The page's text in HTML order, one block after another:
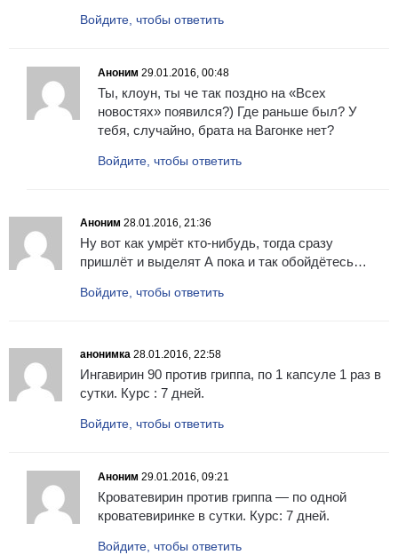
Войдите, чтобы ответить
Аноним 29.01.2016, 00:48
Ты, клоун, ты че так поздно на «Всех
новостях» появился?) Где раньше был? У
тебя, случайно, брата на Вагонке нет?
Войдите, чтобы ответить
Аноним 28.01.2016, 21:36
Ну вот как умрёт кто-нибудь, тогда сразу
пришлёт и выделят А пока и так обойдётесь…
Войдите, чтобы ответить
анонимка 28.01.2016, 22:58
Ингавирин 90 против гриппа, по 1 капсуле 1 раз в
сутки. Курс : 7 дней.
Войдите, чтобы ответить
Аноним 29.01.2016, 09:21
Кроватевирин против гриппа — по одной
кроватевиринке в сутки. Курс: 7 дней.
Войдите, чтобы ответить